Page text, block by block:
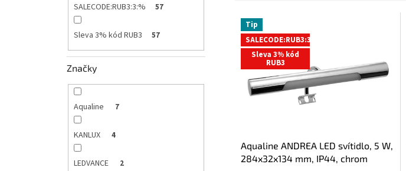
SALECODE:RUB3:3:% 57
Sleva 3% kód RUB3 57
Značky
Aqualine 7
KANLUX 4
LEDVANCE 2
n
p
V
p
Tip
SALECODE:RUB3:3:%
Sleva 3% kód
RUB3
Aqualine ANDREA LED svítidlo, 5 W,
284x32x134 mm, IP44, chrom